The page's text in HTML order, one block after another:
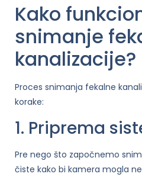
Kako
snimanje
kanalizacije?
Proces snimanja fekalne
korake:
1. Priprema
Pre nego što započnemo
čiste kako bi kamera mogla